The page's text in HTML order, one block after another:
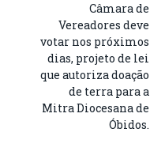
Câmara de
Vereadores deve
votar nos próximos
dias, projeto de lei
que autoriza doação
de terra para a
Mitra Diocesana de
Óbidos.